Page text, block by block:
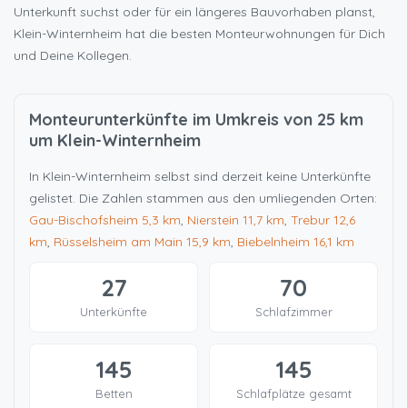
Unterkunft suchst oder für ein längeres Bauvorhaben planst,
Klein-Winternheim hat die besten Monteurwohnungen für Dich
und Deine Kollegen.
Monteurunterkünfte im Umkreis von 25 km
um Klein-Winternheim
In Klein-Winternheim selbst sind derzeit keine Unterkünfte
gelistet. Die Zahlen stammen aus den umliegenden Orten:
Gau-Bischofsheim 5,3 km, Nierstein 11,7 km, Trebur 12,6
km, Rüsselsheim am Main 15,9 km, Biebelnheim 16,1 km
27
Unterkünfte
70
Schlafzimmer
145
Betten
145
Schlafplätze gesamt